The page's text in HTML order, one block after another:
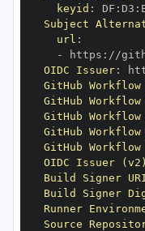
keyid : DF : D3 :
Subject
url :
-
https : //
OIDC Issuer:
GitHub
GitHub Workflow
GitHub Workflow
GitHub
GitHub Workflow
OIDC Issuer (v2)
Build Signer
Build Signer
Runner
Source